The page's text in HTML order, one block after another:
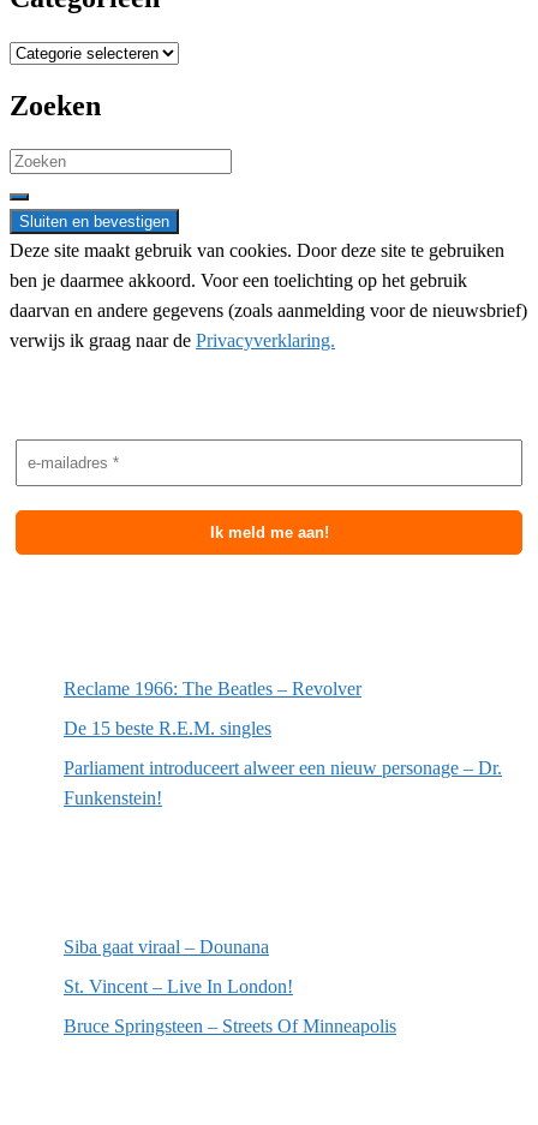
Categorieën
Zoeken
Search
for:
Deze site maakt gebruik van cookies. Door deze site te gebruiken
ben je daarmee akkoord. Voor een toelichting op het gebruik
daarvan en andere gegevens (zoals aanmelding voor de nieuwsbrief)
verwijs ik graag naar de Privacyverklaring.
Reclame 1966: The Beatles – Revolver
De 15 beste R.E.M. singles
Parliament introduceert alweer een nieuw personage – Dr.
Funkenstein!
Siba gaat viraal – Dounana
St. Vincent – Live In London!
Bruce Springsteen – Streets Of Minneapolis